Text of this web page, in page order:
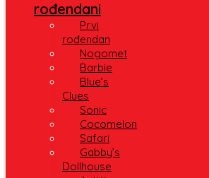
rođendani
Prvi
rođendan
Nogomet
Barbie
Blue’s
Clues
Sonic
Cocomelon
Safari
Gabby’s
Dollhouse